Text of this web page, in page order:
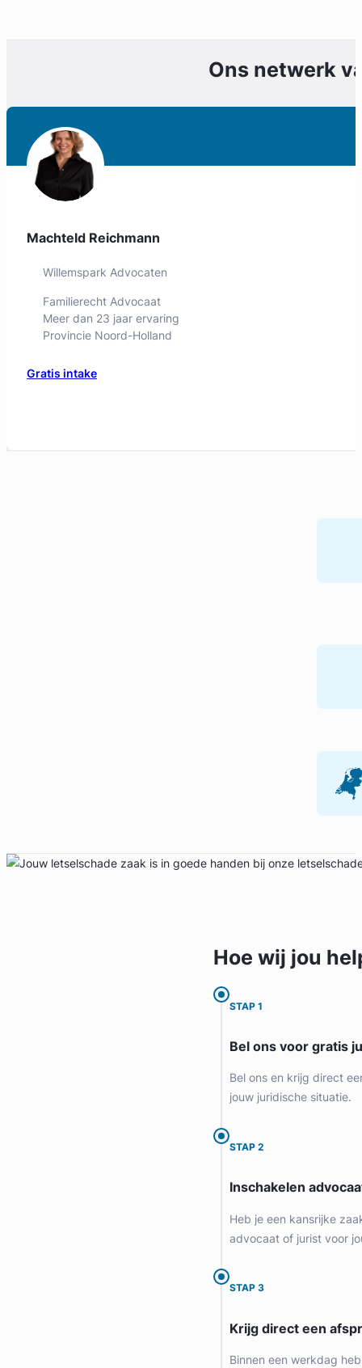
Ons netwerk
Geverifieerd
Hoe wij jou
STAP 1
Bel ons voor gratis
Bel ons en krijg direct
jouw juridische situatie.
STAP 2
Inschakelen
Heb je een kansrijke
advocaat of jurist voor
STAP 3
Krijg direct een
Binnen een werkdag